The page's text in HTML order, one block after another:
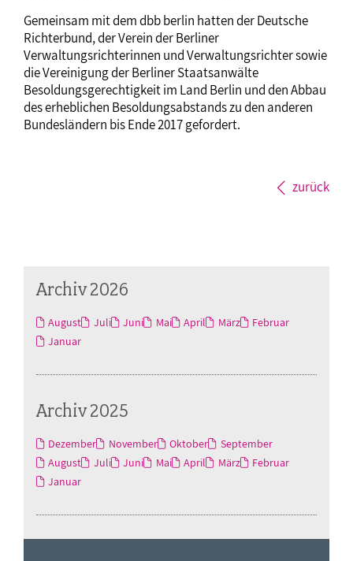
Gemeinsam mit dem dbb berlin hatten der Deutsche
Richterbund, der Verein der Berliner
Verwaltungsrichterinnen und Verwaltungsrichter sowie
die Vereinigung der Berliner Staatsanwälte
Besoldungsgerechtigkeit im Land Berlin und den Abbau
des erheblichen Besoldungsabstands zu den anderen
Bundesländern bis Ende 2017 gefordert.
zurück
Archiv 2026
August Juli Juni Mai April März
Februar
Januar
Archiv 2025
Dezember November Oktober
September
August
Juli Juni Mai April März
Februar
Januar